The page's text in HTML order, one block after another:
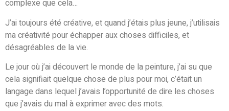
complexe que cela…
J’ai toujours été créative, et quand j’étais plus jeune, j’utilisais
ma créativité pour échapper aux choses difficiles, et
désagréables de la vie.
Le jour où j’ai découvert le monde de la peinture, j’ai su que
cela signifiait quelque chose de plus pour moi, c’était un
langage dans lequel j’avais l’opportunité de dire les choses
que j’avais du mal à exprimer avec des mots.